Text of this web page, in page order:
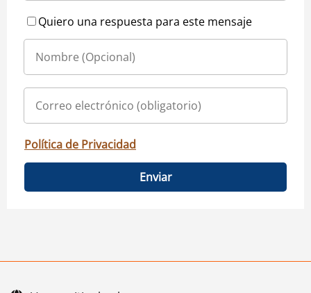
Quiero una respuesta para este mensaje
Política de Privacidad
Enviar